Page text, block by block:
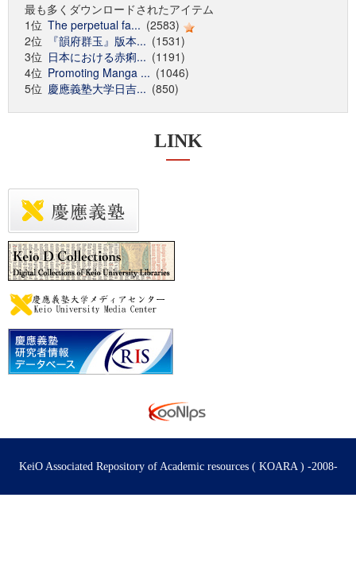
最も多くダウンロードされたアイテム
1位 The perpetual fa... (2583)
2位
『韻府群玉』版本... (1531)
3位 日本における赤痢... (1191)
4位 Promoting Manga ... (1046)
5位 慶應義塾大学日吉... (850)
LINK
KeiO Associated Repository of Academic resources ( KOARA ) -2008-